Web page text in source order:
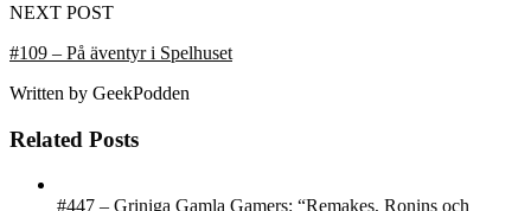
NEXT POST
#109 – På äventyr i Spelhuset
Written by GeekPodden
Related Posts
#447 – Griniga Gamla Gamers: “Remakes, Ronins och